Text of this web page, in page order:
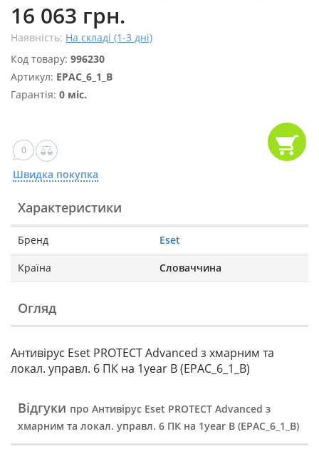
16 063 грн.
Наявність: На складі (1-3 дні)
Код товару: 996230
Артикул: EPAC_6_1_B
Гарантія: 0 міс.
0
Швидка покупка
Характеристики
Бренд Eset
Країна Словаччина
Огляд
Антивірус Eset PROTECT Advanced з хмарним та
локал. управл. 6 ПК на 1year B (EPAC_6_1_B)
Відгуки про Антивірус Eset PROTECT Advanced з
хмарним та локал. управл. 6 ПК на 1year B (EPAC_6_1_B)